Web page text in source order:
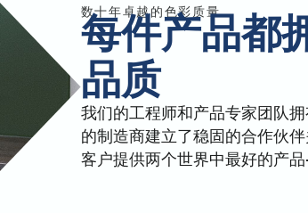
数十年卓越的色彩质量
每件产品都
品质
我们的工程师和产品专家团队
的制造商建立了稳固的合作伙
客户提供两个世界中最好的产